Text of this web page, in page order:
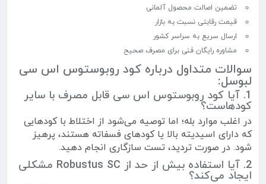
تضمین اصالت محصول آلمانی
قیمت رقابتی نسبت به بازار
ارسال سریع به سراسر کشور
مشاوره رایگان فنی برای مصرف صحیح
سوالات متداول درباره کود روبوستوس اس سی
لبوسل:
1. آیا کود روبوستوس اس سی قابل مصرف با سایر
کودهاست؟
در اغلب موارد بله؛ اما توصیه می‌شود از اختلاط با کودهایی
که دارای اسیدیته بالا یا کودهای فسفاته هستند، پرهیز
شود. در صورت تردید، تست سازگاری انجام دهید.
2. آیا استفاده بیش از حد از Robustus SC مشکلی
ایجاد می‌کند؟